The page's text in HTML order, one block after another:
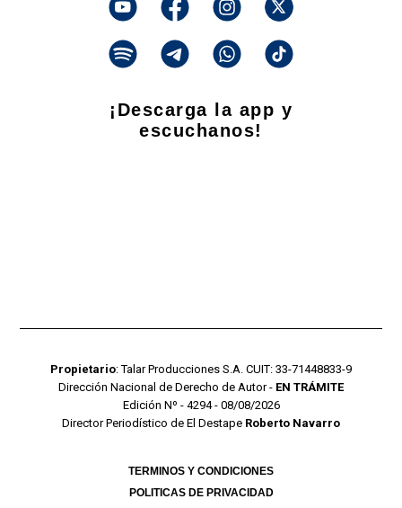
¡Descarga la app y
escuchanos!
Propietario: Talar Producciones S.A. CUIT: 33-71448833-9
Dirección Nacional de Derecho de Autor - EN TRÁMITE
Edición Nº - 4294 - 08/08/2026
Director Periodístico de El Destape Roberto Navarro
TERMINOS Y CONDICIONES
POLITICAS DE PRIVACIDAD